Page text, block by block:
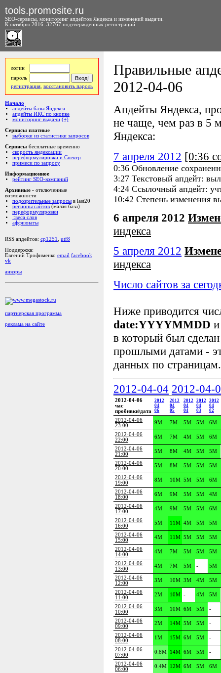
tools.promosite.ru
SEO-сервисы, мониторинг апдейтов Яндекса и изменений выдачи.
К октябрю 2016: 32767 подтвержденных регистраций
логин
пароль
регистрация восстановить пароль
Начало
апдейты базы Яндекса
апдейты ИКС по кнопке
мониторинг выдачи (+)
Сервисы платные
выборки из статистики запросов
Сервисы бесплатные временно
скорость яндексации
переформулировки и Спектр
примеси по запросу
Информационное
рейтинг SEO-компаний
Архивные - отключенные
возможности
подозрительные запросы в last20
регионы сайтов (малая база)
переформулировки
::веса слов
аффилиаты
RSS апдейтов: cp1251
utf8
Поддержка:
Евгений Трофименко email facebook
vk
анкоры
партнерская программа
реклама на сайте
Правильные
2012-04-06
Апдейты Яндекса,
не чаще, чем раз в 5
Яндекса:
7 апреля 2012 [0:36
0:36 Обновление
3:27 Текстовый апдейт:
4:24 Ссылочный апдейт:
10:42 Степень изменения
6 апреля 2012
индекса
5 апреля 2012
индекса
Число сайтов за
Ниже приводится
date:YYYYMMDD
в который был
прошлыми датами -
данных по страницам.
2012-04-04 2012-04-
2012-04-06
час
пробивки\дата
2012
04
06
2012
04
05
2012
04
04
2012
04
03
2012
04
02
2012-04-06
23:00
9M 7M 5M 5M 6M
2012-04-06
22:00
6M 7M 4M 5M 6M
2012-04-06
21:00
5M 8M 4M 5M 5M
2012-04-06
20:00
5M 8M 5M 5M 5M
2012-04-06
19:00
8M 10M 5M 5M 6M
2012-04-06
18:00
6M 9M 5M 5M 4M
2012-04-06
17:00
4M 9M 5M 5M 6M
2012-04-06
16:00
5M 11M 4M 5M 5M
2012-04-06
15:00
4M 11M 5M 5M 5M
2012-04-06
14:00
4M 7M 5M 5M 5M
2012-04-06
13:00
4M 7M 5M - 5M
2012-04-06
12:00
3M 10M 3M 4M 5M
2012-04-06
11:00
2M 10M - 4M 5M
2012-04-06
10:00
3M 10M 6M 5M -
2012-04-06
09:00
2M 14M 5M 5M -
2012-04-06
08:00
1M 15M 6M 5M -
2012-04-06
07:00
0.8M 14M 6M 5M -
2012-04-06
06:00
0.4M 12M 6M 5M 6M